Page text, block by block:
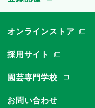
オンラインストア
採用サイト
園芸専門学校
お問い合わせ